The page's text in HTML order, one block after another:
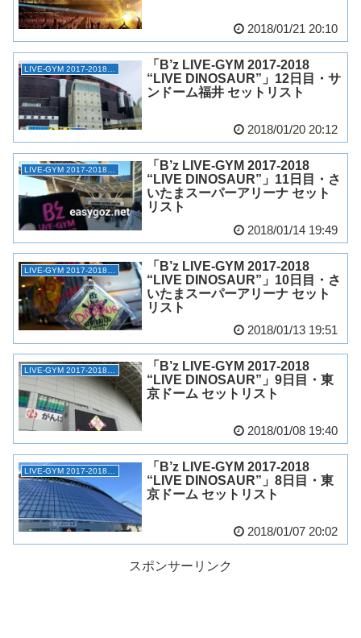
2018/01/21 20:10
「B’z LIVE-GYM 2017-2018
“LIVE DINOSAUR”」12日目・サ
ンドーム福井 セットリスト
2018/01/20 20:12
「B’z LIVE-GYM 2017-2018
“LIVE DINOSAUR”」11日目・さ
いたまスーパーアリーナ セット
リスト
2018/01/14 19:49
「B’z LIVE-GYM 2017-2018
“LIVE DINOSAUR”」10日目・さ
いたまスーパーアリーナ セット
リスト
2018/01/13 19:51
LIVE-GYM 2017-2018 “LIVE DINOSAUR”
「B’z LIVE-GYM 2017-2018
“LIVE DINOSAUR”」9日目・東
京ドーム セットリスト
2018/01/08 19:40
「B’z LIVE-GYM 2017-2018
“LIVE DINOSAUR”」8日目・東
京ドーム セットリスト
2018/01/07 20:02
スポンサーリンク